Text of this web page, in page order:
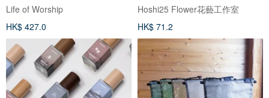
Life of Worship
HK$ 427.0
Hoshi25 Flower花藝工作室
HK$ 71.2